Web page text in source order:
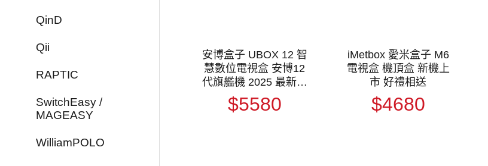
QinD
Qii
RAPTIC
SwitchEasy /
MAGEASY
WilliamPOLO
安博盒子 UBOX 12 智
慧數位電視盒 安博12
代旗艦機 2025 最新款
純淨版 電視盒 機頂盒
$5580
iMetbox 愛米盒子 M6
電視盒 機頂盒 新機上
市 好禮相送
$4680